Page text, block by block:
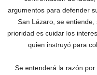
argumentos para defender
San Lázaro, se
prioridad es cuidar los
quien instruyó para
Se entenderá la razón